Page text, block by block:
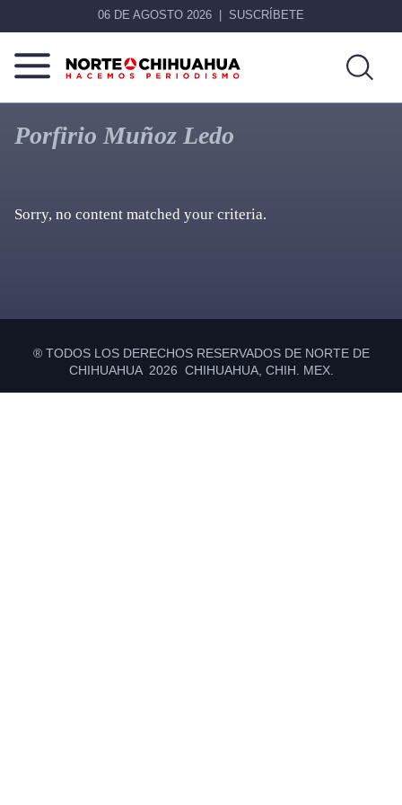
06 DE AGOSTO 2026 SUSCRÍBETE
Norte
De
Chihuahua
Más
que
noticias,
Porfirio Muñoz Ledo
Sorry, no content matched your criteria.
® TODOS LOS DERECHOS RESERVADOS DE NORTE DE
CHIHUAHUA 2026 CHIHUAHUA, CHIH. MEX.